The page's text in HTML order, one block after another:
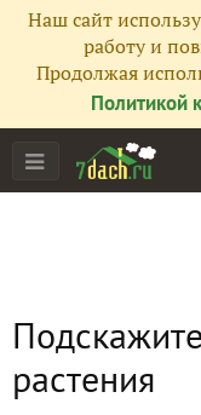
Наш сайт
работу и
Продолжая
Политикой
растения